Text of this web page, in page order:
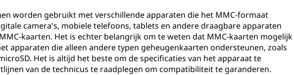
worden gebruikt met verschillende apparaten die het MMC-formaat
camera's, mobiele telefoons, tablets en andere draagbare apparaten
kaarten. Het is echter belangrijk om te weten dat MMC-kaarten mogelijk
apparaten die alleen andere typen geheugenkaarten ondersteunen, zoals
Het is altijd het beste om de specificaties van het apparaat te
van de technicus te raadplegen om compatibiliteit te garanderen.